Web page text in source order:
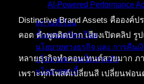
AI-Powered Performance
สถานที่เรียน
ขั้นตอนสมัครเรียน
นโยบายทางธุรกิจ และ การคืนเ
นโยบายความเป็นส่วนตัว
นโยบายคุกกี้
Distinctive Brand Assets คืออง
คอต คำพูดติดปาก เสียงเปิดคลิป รู
หลายธุรกิจทำคอนเทนต์สวยมาก ภ
เพราะทุกโพสต์เปลี่ยนสี เปลี่ยนฟอ